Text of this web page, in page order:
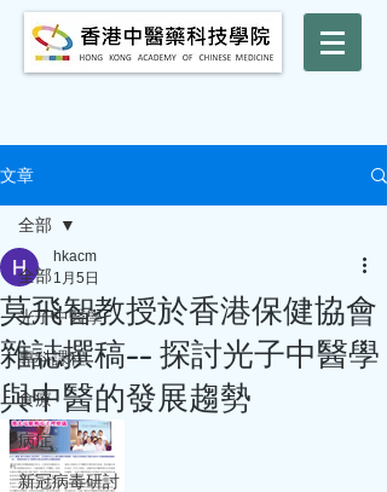
文章
全部
光子中醫學
專科課程
食療
病症
新冠病毒研討
全部
莫飛智教授於香港保健協會
雜誌撰稿-- 探討光子中醫學
與中醫的發展趨勢
hkacm
1月5日